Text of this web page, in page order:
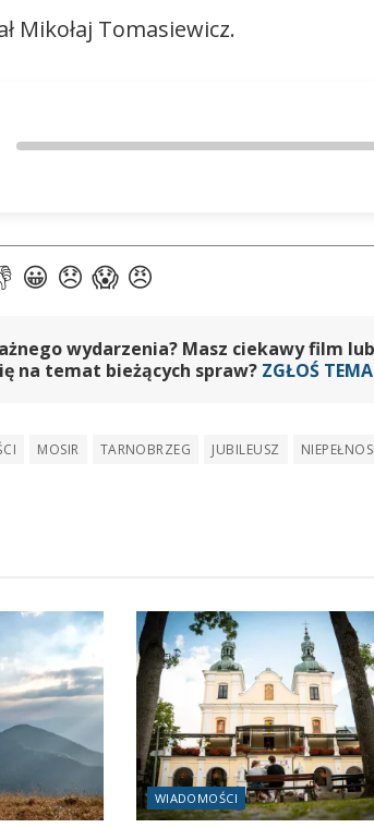
Mikołaj Tomasiewicz.
wydarzenia? Masz ciekawy film
na temat bieżących spraw? ZGŁOŚ
MOSIR TARNOBRZEG JUBILEUSZ
WIADOMOŚCI